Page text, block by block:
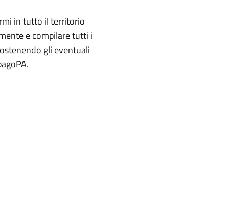
in tutto il territorio
e compilare tutti i
gli eventuali